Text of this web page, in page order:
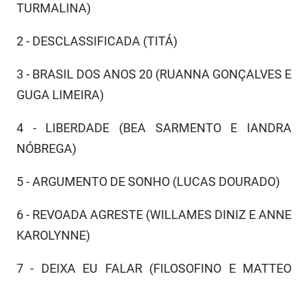
TURMALINA)
2 - DESCLASSIFICADA (TITÁ)
3 - BRASIL DOS ANOS 20 (RUANNA GONÇALVES E
GUGA LIMEIRA)
4 - LIBERDADE (BEA SARMENTO E IANDRA
NÓBREGA)
5 - ARGUMENTO DE SONHO (LUCAS DOURADO)
6 - REVOADA AGRESTE (WILLAMES DINIZ E ANNE
KAROLYNNE)
7 - DEIXA EU FALAR (FILOSOFINO E MATTEO